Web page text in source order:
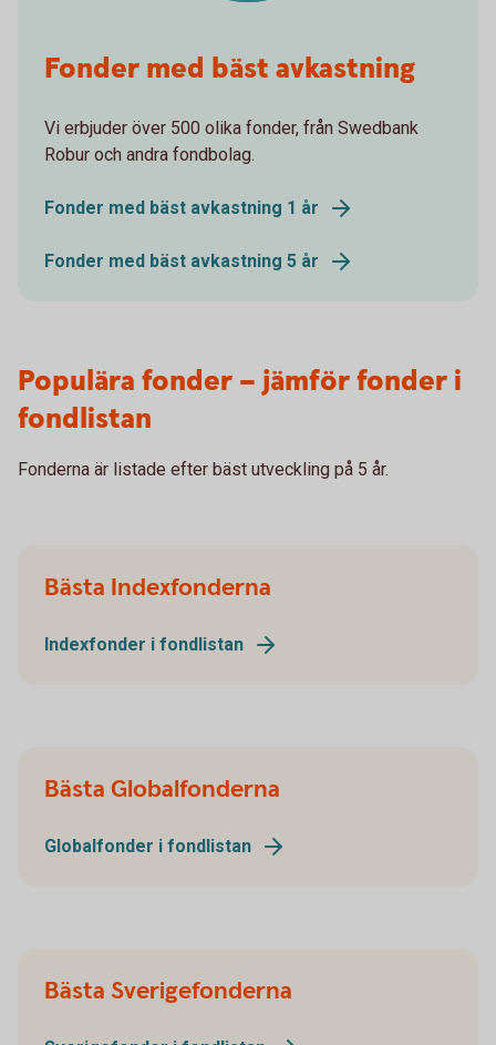
Fonder med bäst avkastning
Vi erbjuder över 500 olika fonder, från Swedbank
Robur och andra fondbolag.
Fonder med bäst avkastning 1 år
Fonder med bäst avkastning 5 år
Populära fonder – jämför fonder i
fondlistan
Fonderna är listade efter bäst utveckling på 5 år.
Bästa Indexfonderna
Indexfonder i fondlistan
Bästa Globalfonderna
Globalfonder i fondlistan
Bästa Sverigefonderna